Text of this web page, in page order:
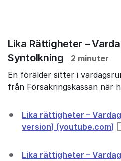
Lika Rättigheter –
Syntolkning
2 minuter
En förälder sitter i
från Försäkringskassan när
Lika rättigheter –
version) (youtube.com)
Lika rättigheter –